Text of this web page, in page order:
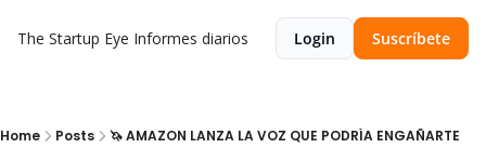
The Startup Eye Informes diarios Login Suscríbete
Home Posts 🦄 AMAZON LANZA LA VOZ QUE PODRÍA ENGAÑARTE